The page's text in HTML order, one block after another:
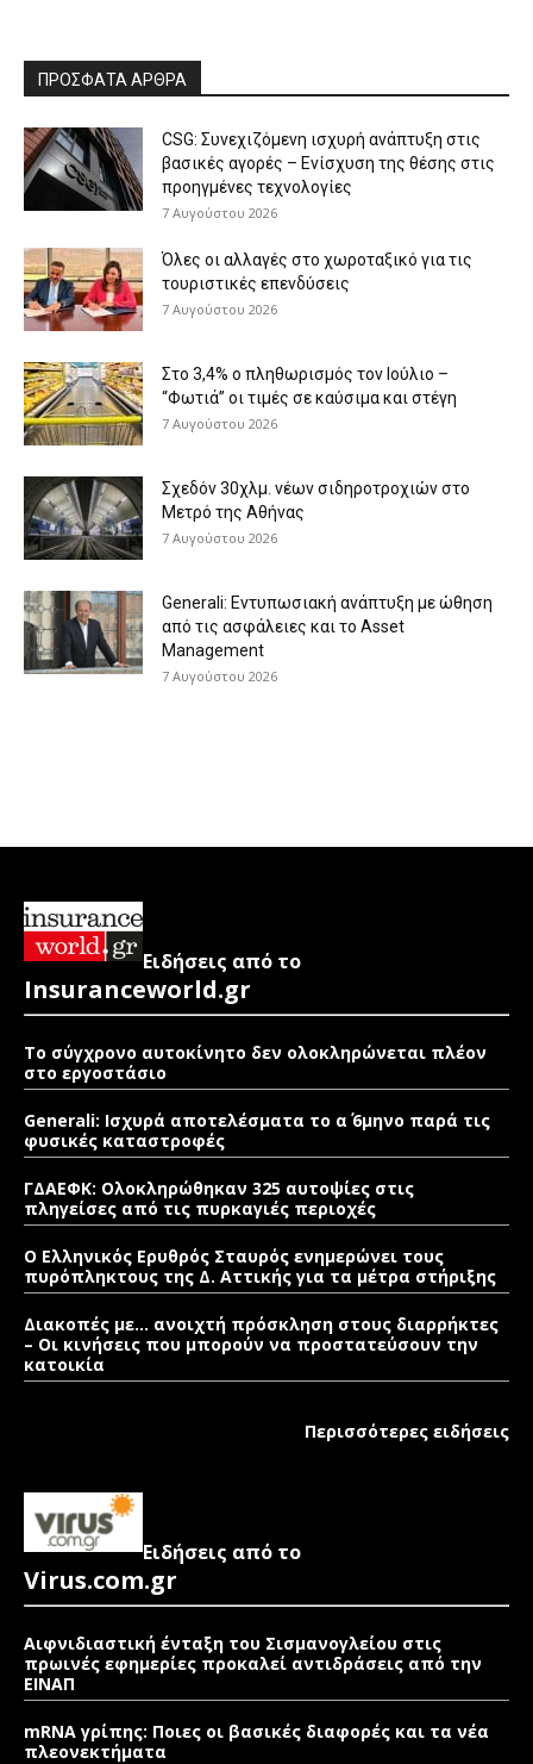
ΠΡΟΣΦΑΤΑ ΑΡΘΡΑ
CSG: Συνεχιζόμενη ισχυρή ανάπτυξη στις
βασικές αγορές – Ενίσχυση της θέσης στις
προηγμένες τεχνολογίες
7 Αυγούστου 2026
Όλες οι αλλαγές στο χωροταξικό για τις
τουριστικές επενδύσεις
7 Αυγούστου 2026
Στο 3,4% ο πληθωρισμός τον Ιούλιο –
“Φωτιά” οι τιμές σε καύσιμα και στέγη
7 Αυγούστου 2026
Σχεδόν 30χλμ. νέων σιδηροτροχιών στο
Μετρό της Αθήνας
7 Αυγούστου 2026
Generali: Eντυπωσιακή ανάπτυξη με ώθηση
από τις ασφάλειες και το Asset
Management
7 Αυγούστου 2026
Ειδήσεις από το
Insuranceworld.gr
Το σύγχρονο αυτοκίνητο δεν ολοκληρώνεται πλέον
στο εργοστάσιο
Generali: Ισχυρά αποτελέσματα το α΄ 6μηνο παρά τις
φυσικές καταστροφές
ΓΔΑΕΦΚ: Ολοκληρώθηκαν 325 αυτοψίες στις
πληγείσες από τις πυρκαγιές περιοχές
Ο Ελληνικός Ερυθρός Σταυρός ενημερώνει τους
πυρόπληκτους της Δ. Αττικής για τα μέτρα στήριξης
Διακοπές με… ανοιχτή πρόσκληση στους διαρρήκτες
– Οι κινήσεις που μπορούν να προστατεύσουν την
κατοικία
Περισσότερες ειδήσεις
Ειδήσεις από το
Virus.com.gr
Αιφνιδιαστική ένταξη του Σισμανογλείου στις
πρωινές εφημερίες προκαλεί αντιδράσεις από την
ΕΙΝΑΠ
mRNA γρίπης: Ποιες οι βασικές διαφορές και τα νέα
πλεονεκτήματα